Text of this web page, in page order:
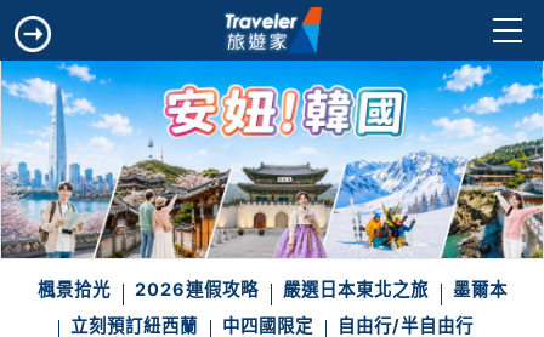
楓景拾光 2026連假攻略 嚴選日本東北之旅
墨爾本
立刻預訂紐西蘭
中四國限定
自由行/半自由行